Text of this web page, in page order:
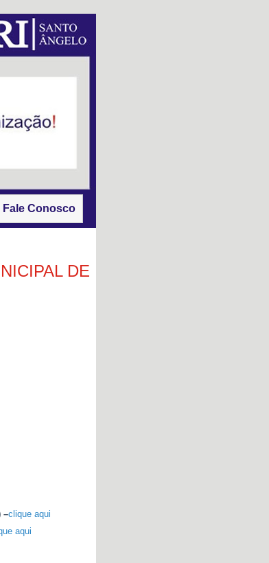
Fale Conosco
DE
–clique aqui
aqui